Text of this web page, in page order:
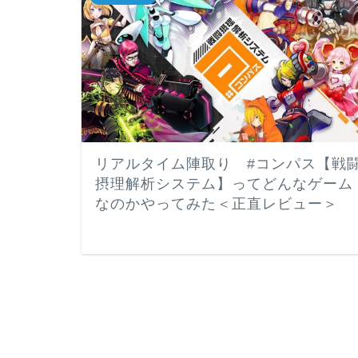
リアルタイム陣取り #コンパス【戦
摂理解析システム】ってどんなゲーム
なのかやってみた＜正直レビュー＞